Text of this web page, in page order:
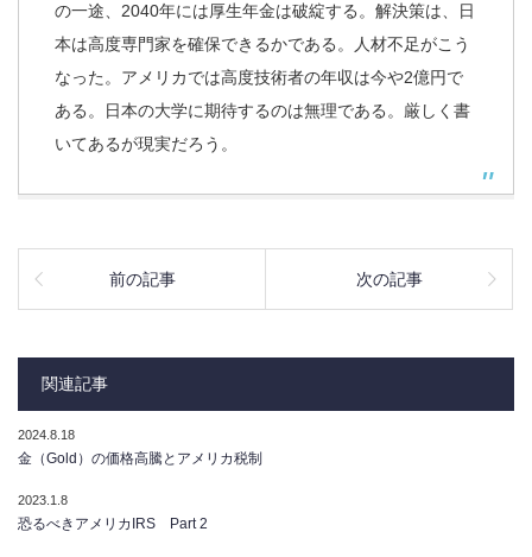
の一途、2040年には厚生年金は破綻する。解決策は、日
本は高度専門家を確保できるかである。人材不足がこう
なった。アメリカでは高度技術者の年収は今や2億円で
ある。日本の大学に期待するのは無理である。厳しく書
いてあるが現実だろう。
前の記事 次の記事
関連記事
2024.8.18
金（Gold）の価格高騰とアメリカ税制
2023.1.8
恐るべきアメリカIRS Part 2